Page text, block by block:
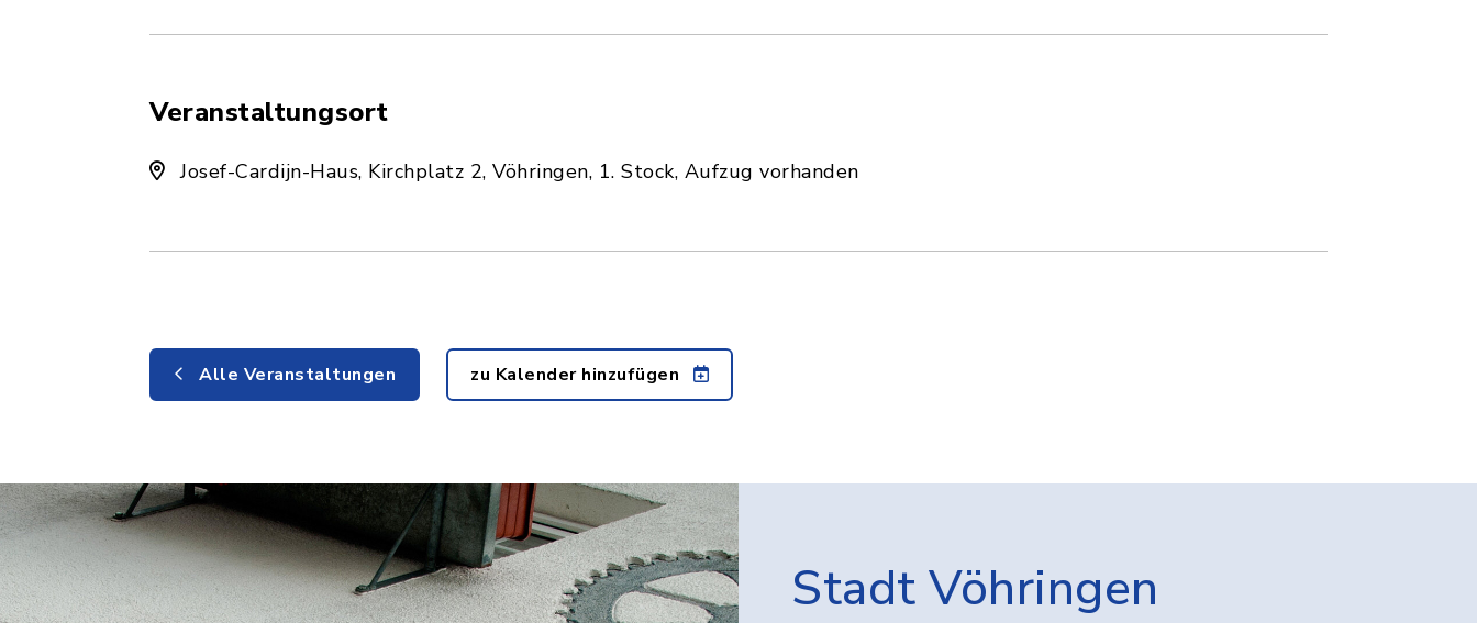
Veranstaltungsort
Josef-Cardijn-Haus, Kirchplatz 2, Vöhringen, 1. Stock, Aufzug vorhanden
Alle Veranstaltungen zu Kalender hinzufügen
Stadt Vöhringen